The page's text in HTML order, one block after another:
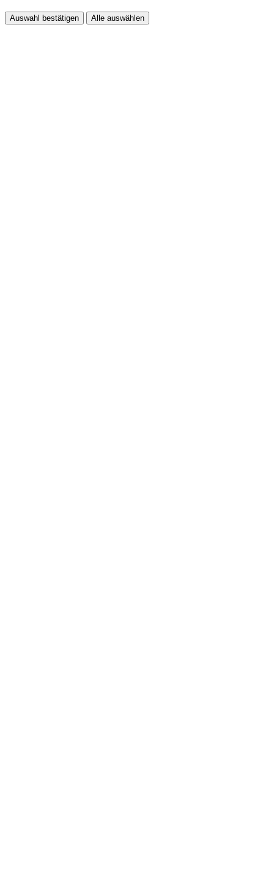
Auswahl bestätigen Alle auswählen